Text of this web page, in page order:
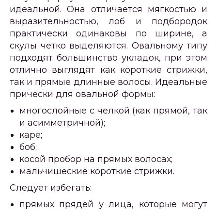
идеальной. Она отличается мягкостью и
выразительностью, лоб и подбородок
практически одинаковы по ширине, а
скулы четко выделяются. Овальному типу
подходят большинство укладок, при этом
отлично выглядят как короткие стрижки,
так и прямые длинные волосы. Идеальные
прически для овальной формы:
многослойные с челкой (как прямой, так
и асимметричной);
каре;
боб;
косой пробор на прямых волосах;
мальчишеские короткие стрижки.
Следует избегать:
прямых прядей у лица, которые могут